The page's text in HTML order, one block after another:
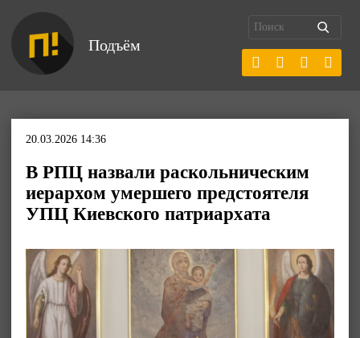
Подъём
20.03.2026 14:36
В РПЦ назвали раскольническим
иерархом умершего предстоятеля
УПЦ Киевского патриархата